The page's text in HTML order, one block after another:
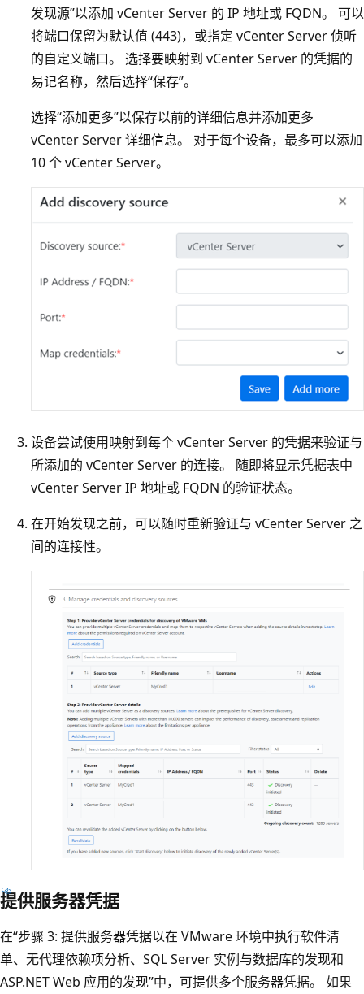
发现源”以添加 vCenter Server 的 IP 地址或 FQDN。 可以
将端口保留为默认值 (443)，或指定 vCenter Server 侦听
的自定义端口。 选择要映射到 vCenter Server 的凭据的
易记名称，然后选择“保存”。
选择“添加更多”以保存以前的详细信息并添加更多
vCenter Server 详细信息。 对于每个设备，最多可以添加
10 个 vCenter Server。
设备尝试使用映射到每个 vCenter Server 的凭据来验证与
所添加的 vCenter Server 的连接。 随即将显示凭据表中
vCenter Server IP 地址或 FQDN 的验证状态。
在开始发现之前，可以随时重新验证与 vCenter Server 之
间的连接性。
提供服务器凭据
在“步骤 3: 提供服务器凭据以在 VMware 环境中执行软件清
单、无代理依赖项分析、SQL Server 实例与数据库的发现和
ASP.NET Web 应用的发现”中，可提供多个服务器凭据。 如果